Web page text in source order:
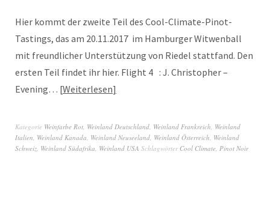
Hier kommt der zweite Teil des Cool-Climate-Pinot-
Tastings, das am 20.11.2017 im Hamburger Witwenball
mit freundlicher Unterstützung von Riedel stattfand. Den
ersten Teil findet ihr hier. Flight 4 : J. Christopher –
Evening… Weiterlesen
Kategorie Weinfarbe Rot, Weinland Deutschland, Weinland Frankreich, Weinland
Italien, Weinland Kanada, Weinland Neuseeland, Weinland Österreich, Weinland
Schweiz, Weinland Südafrika, Weinland USA Schlagwörter Cool Climate, Pinot Noir